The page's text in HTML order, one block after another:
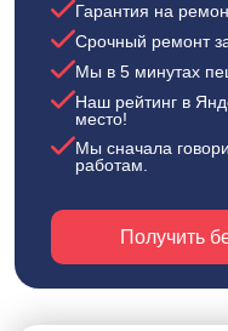
Гарантия на
Срочный ремонт
Мы в 5 минутах
Наш рейтинг в
место!
Мы сначала
работам.
Получить